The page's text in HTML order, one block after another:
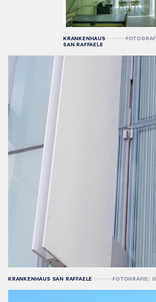
KRANKENHAUS
SAN RAFFAELE
KRANKENHAUS SAN RAFFAELE FOTOGRAFIE: